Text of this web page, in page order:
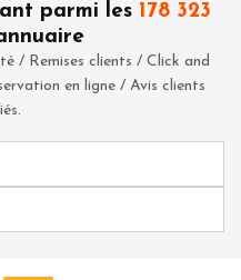
parmi les 178 323
/ Remises clients / Click and
en ligne / Avis clients